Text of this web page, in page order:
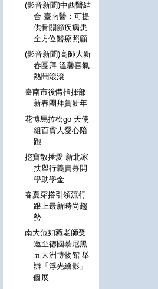
(影音新聞)中西醫結
合 臺南醫：可提
供骨關節疾病患
全方位醫療照顧
(影音新聞)高師大新
春團拜 溫馨喜氣
熱鬧滾滾
臺南市後備指揮部
新春團拜賀新年
花博馬拉松go 天使
組百貨人愛心陪
跑
挖寶散播愛 新北家
扶舉行義賣募開
學助學金
春夏穿搭引領流行
跟上最新時尚趨
勢
南大范如菀老師受
邀至德國慕尼黑
五大洲博物館 舉
辦「浮光繪影」
個展